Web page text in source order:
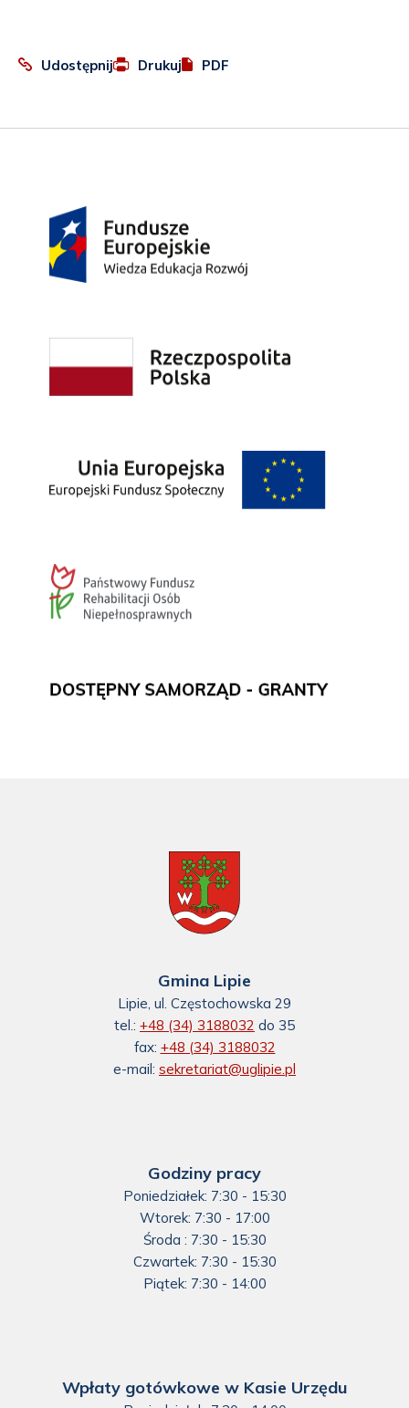
Udostępnij:
DrukujOtworzy
karcie
PDF
Gmina Lipie
Lipie, ul. Częstochowska 29
tel.: +48 (34) 3188032 do 35
fax: +48 (34) 3188032
e-mail: sekretariat@uglipie.pl
Godziny pracy
Poniedziałek: 7:30 - 15:30
Wtorek: 7:30 - 17:00
Środa : 7:30 - 15:30
Czwartek: 7:30 - 15:30
Piątek: 7:30 - 14:00
Wpłaty gotówkowe w Kasie Urzędu